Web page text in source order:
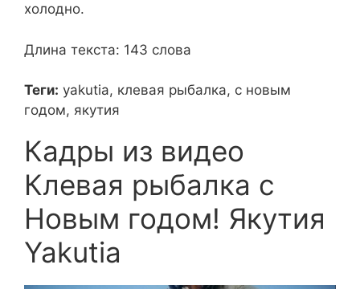
холодно.
Длина текста: 143 слова
Теги: yakutia, клевая рыбалка, с новым
годом, якутия
Кадры из видео
Клевая рыбалка с
Новым годом! Якутия
Yakutia